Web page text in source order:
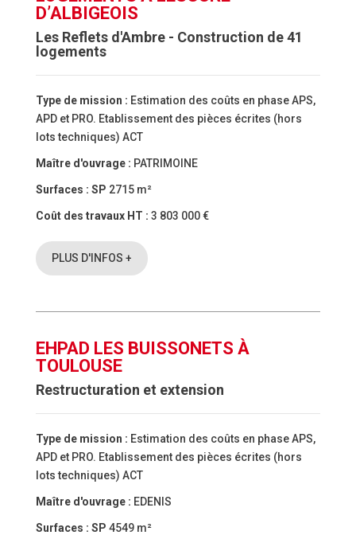
D’ALBIGEOIS
Les Reflets d'Ambre - Construction de 41
logements
Type de mission : Estimation des coûts en phase APS,
APD et PRO. Etablissement des pièces écrites (hors
lots techniques) ACT
Maître d'ouvrage : PATRIMOINE
Surfaces : SP 2715 m²
Coût des travaux HT : 3 803 000 €
PLUS D'INFOS +
EHPAD LES BUISSONETS À
TOULOUSE
Restructuration et extension
Type de mission : Estimation des coûts en phase APS,
APD et PRO. Etablissement des pièces écrites (hors
lots techniques) ACT
Maître d'ouvrage : EDENIS
Surfaces : SP 4549 m²